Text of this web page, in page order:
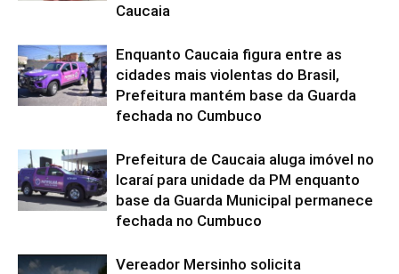
Caucaia
Enquanto Caucaia figura entre as
cidades mais violentas do Brasil,
Prefeitura mantém base da Guarda
fechada no Cumbuco
Prefeitura de Caucaia aluga imóvel no
Icaraí para unidade da PM enquanto
base da Guarda Municipal permanece
fechada no Cumbuco
Vereador Mersinho solicita